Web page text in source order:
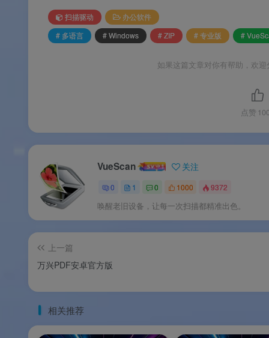
⚙️ 软件功能
产旧设备。覆盖平板扫描仪、馈纸式扫描仪
：读取 RAW/DNG 原始
去除胶片/照片灰尘、划痕。IT8 色彩校准精
衡，全参数可控。
描文档转为可编辑/可搜索文本。
🎨
多格式输出：支持 JPEG、PNG、TIFF、
化需求。专业版独享 RAW 输出和 OCR 功能
点，多次曝光扩展动态范围，锁片基底色纠
🛠️辅助工具集合：自动检测、超级分辨率、
扫描驱动
办公软件
# 多语言
# Windows # ZIP # 专业版 #
如果这篇文章对你有帮助，欢
点赞
VueScan 关注
0 1 0 1000 9372
唤醒老旧设备，让每一次扫描都精准出色。
上一篇
万兴PDF安卓官方版
相关推荐